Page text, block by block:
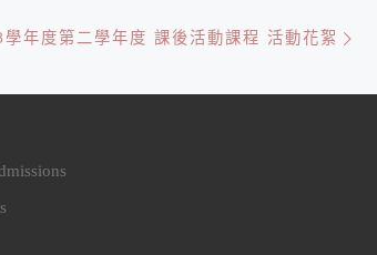
學年度第二學年度 課後活動課程 活動花絮